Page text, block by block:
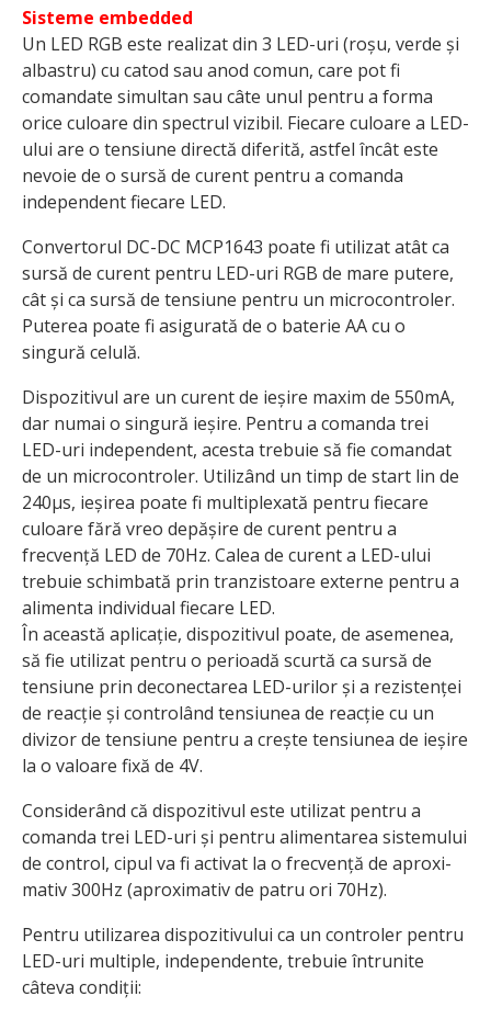
Sisteme embedded
Un LED RGB este realizat din 3 LED-uri (roșu, verde și
albastru) cu catod sau anod comun, care pot fi
comandate simultan sau câte unul pentru a forma
orice culoare din spectrul vizibil. Fiecare culoare a LED-
ului are o tensiune directă diferită, astfel încât este
nevoie de o sursă de curent pentru a comanda
independent fiecare LED.
Convertorul DC-DC MCP1643 poate fi utilizat atât ca
sursă de curent pentru LED-uri RGB de mare putere,
cât și ca sursă de tensiune pentru un microcontroler.
Puterea poate fi asigurată de o baterie AA cu o
singură celulă.
Dispozitivul are un curent de ieșire maxim de 550mA,
dar numai o singură ieșire. Pentru a comanda trei
LED-uri independent, acesta trebuie să fie comandat
de un microcontroler. Utilizând un timp de start lin de
240μs, ieșirea poate fi multiple­xată pentru fiecare
culoare fără vreo depășire de curent pentru a
frecvență LED de 70Hz. Calea de curent a LED-ului
trebuie schimbată prin tranzistoare externe pentru a
alimenta individual fiecare LED.
În această aplicație, dispozitivul poate, de asemenea,
să fie utilizat pentru o perioadă scurtă ca sursă de
tensiune prin deconectarea LED-urilor și a rezistenței
de reacție și controlând tensiunea de reacție cu un
divizor de tensiune pentru a crește tensiunea de ieșire
la o valoare fixă de 4V.
Considerând că dispozitivul este utilizat pentru a
comanda trei LED-uri și pentru alimentarea sistemului
de control, cipul va fi activat la o frecvență de aproxi­
mativ 300Hz (aproximativ de patru ori 70Hz).
Pentru utilizarea dispozitivului ca un controler pentru
LED-uri multiple, independente, trebuie întrunite
câteva condiții: